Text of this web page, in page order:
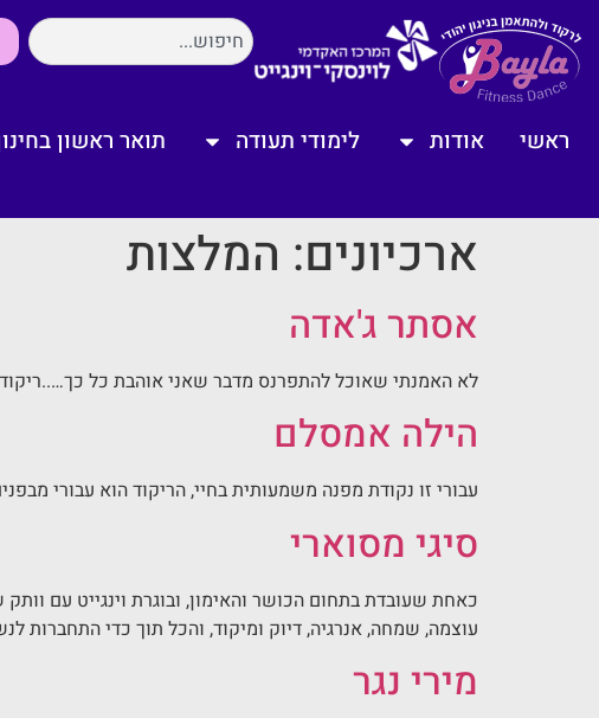
ראשי אודות לימודי תעודה תואר ראשון
ארכיונים: המלצות
אסתר ג'אדה
לא האמנתי שאוכל להתפרנס מדבר שאני אוהבת כל
הילה אמסלם
עבורי זו נקודת מפנה משמעותית בחיי, הריקוד הוא עבורי
סיגי מסוארי
כאחת שעובדת בתחום הכושר והאימון, ובוגרת וינגייט עם
עוצמה, שמחה, אנרגיה, דיוק ומיקוד, והכל תוך כדי התחברות
מירי נגר